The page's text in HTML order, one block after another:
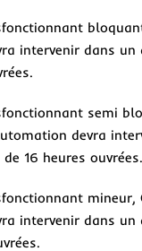
intervenir dans un
semi
devra
16 heures ouvrées.
mineur,
intervenir dans un